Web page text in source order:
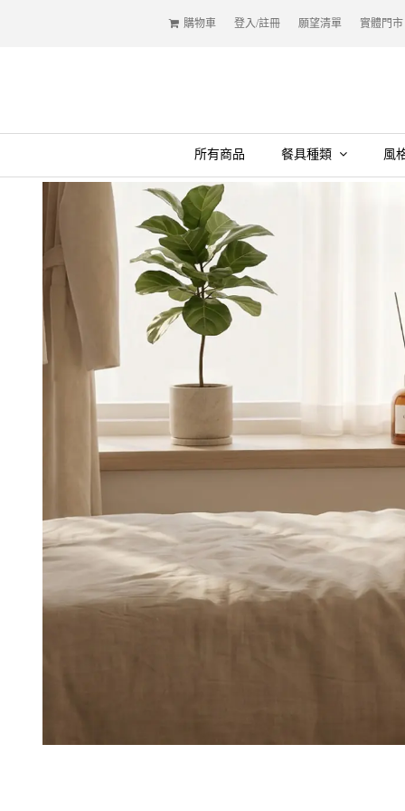
購物車 登入/註冊 願望清單 實體門市
所有商品 餐具種類 風